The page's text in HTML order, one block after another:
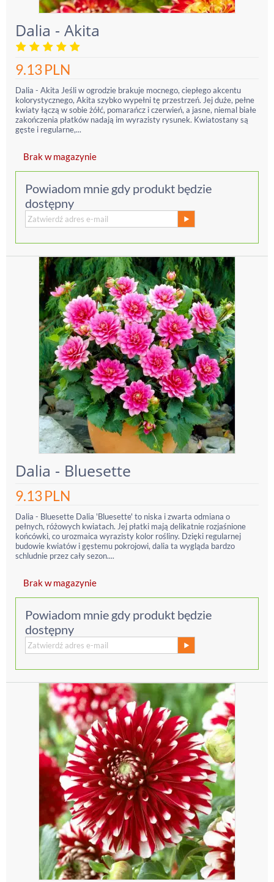
Dalia - Akita
9.13PLN
Dalia - Akita Jeśli w ogrodzie brakuje mocnego, ciepłego akcentu
kolorystycznego, Akita szybko wypełni tę przestrzeń. Jej duże, pełne
kwiaty łączą w sobie żółć, pomarańcz i czerwień, a jasne, niemal białe
zakończenia płatków nadają im wyrazisty rysunek. Kwiatostany są
gęste i regularne,...
Brak w magazynie
Powiadom mnie gdy produkt będzie
dostępny
Dalia - Bluesette
9.13PLN
Dalia - Bluesette Dalia 'Bluesette' to niska i zwarta odmiana o
pełnych, różowych kwiatach. Jej płatki mają delikatnie rozjaśnione
końcówki, co urozmaica wyrazisty kolor rośliny. Dzięki regularnej
budowie kwiatów i gęstemu pokrojowi, dalia ta wygląda bardzo
schludnie przez cały sezon....
Brak w magazynie
Powiadom mnie gdy produkt będzie
dostępny